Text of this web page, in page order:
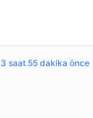
3 saat 55 dakika önce